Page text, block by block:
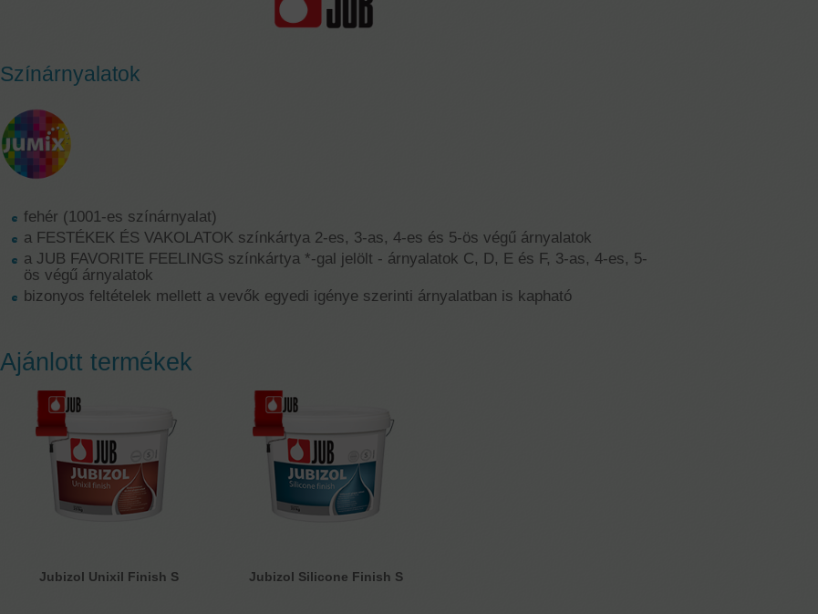
Színárnyalatok
fehér (1001-es színárnyalat)
a FESTÉKEK ÉS VAKOLATOK színkártya 2-es, 3-as, 4-es és 5-ös végű árnyalatok
a JUB FAVORITE FEELINGS színkártya *-gal jelölt - árnyalatok C, D, E és F, 3-as, 4-es, 5-
ös végű árnyalatok
bizonyos feltételek mellett a vevők egyedi igénye szerinti árnyalatban is kapható
Ajánlott termékek
Jubizol Unixil Finish S Jubizol Silicone Finish S